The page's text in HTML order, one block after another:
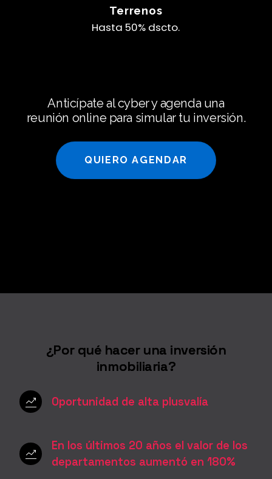
Terrenos
Hasta 50% dscto.
Anticípate al cyber y agenda una
reunión online para simular tu inversión.
QUIERO AGENDAR
¿Por qué hacer una inversión
inmobiliaria?
Oportunidad de alta plusvalía
En los últimos 20 años el valor de los
departamentos aumentó en 180%